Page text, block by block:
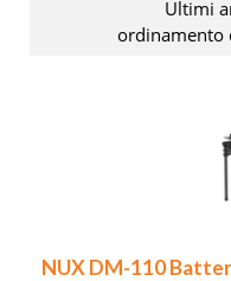
NUX DM-110